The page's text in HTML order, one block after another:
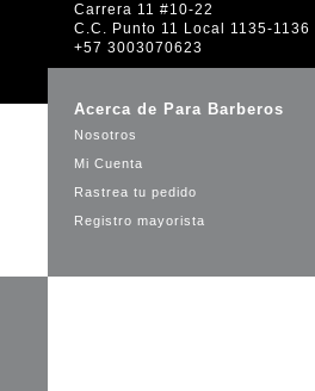
Carrera 11 #10-22
C.C. Punto 11 Local 1135-1136
+57 3003070623
Acerca de Para Barberos
Nosotros
Mi Cuenta
Rastrea tu pedido
Registro mayorista